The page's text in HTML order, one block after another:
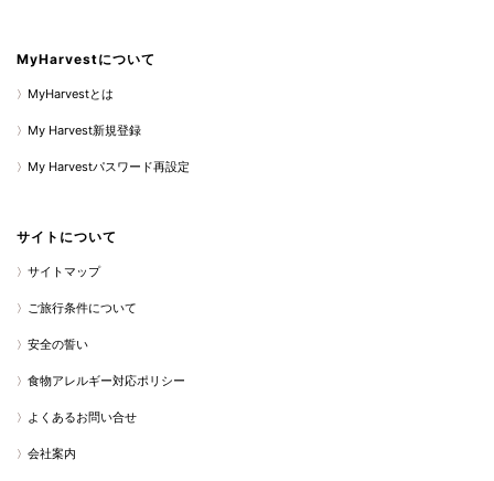
MyHarvestについて
MyHarvestとは
My Harvest新規登録
My Harvestパスワード再設定
サイトについて
サイトマップ
ご旅行条件について
安全の誓い
食物アレルギー対応ポリシー
よくあるお問い合せ
会社案内